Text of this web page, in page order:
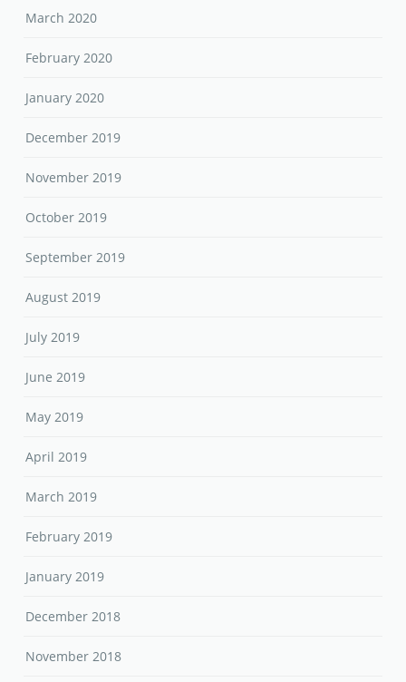
March 2020
February 2020
January 2020
December 2019
November 2019
October 2019
September 2019
August 2019
July 2019
June 2019
May 2019
April 2019
March 2019
February 2019
January 2019
December 2018
November 2018